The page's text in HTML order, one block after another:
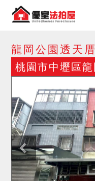
龍岡公園透天厝
桃園市中壢區